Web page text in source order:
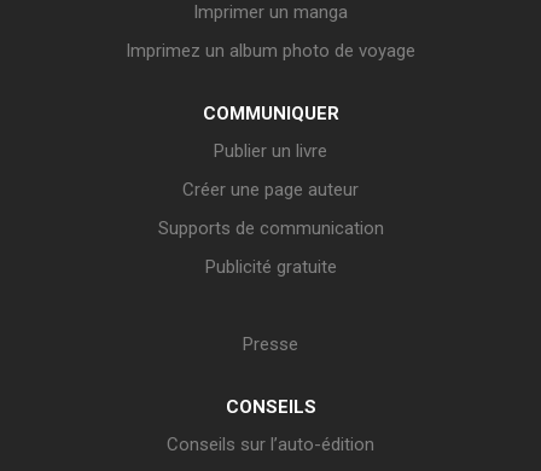
Imprimer un manga
Imprimez un album photo de voyage
COMMUNIQUER
Publier un livre
Créer une page auteur
Supports de communication
Publicité gratuite
Presse
CONSEILS
Conseils sur l’auto-édition